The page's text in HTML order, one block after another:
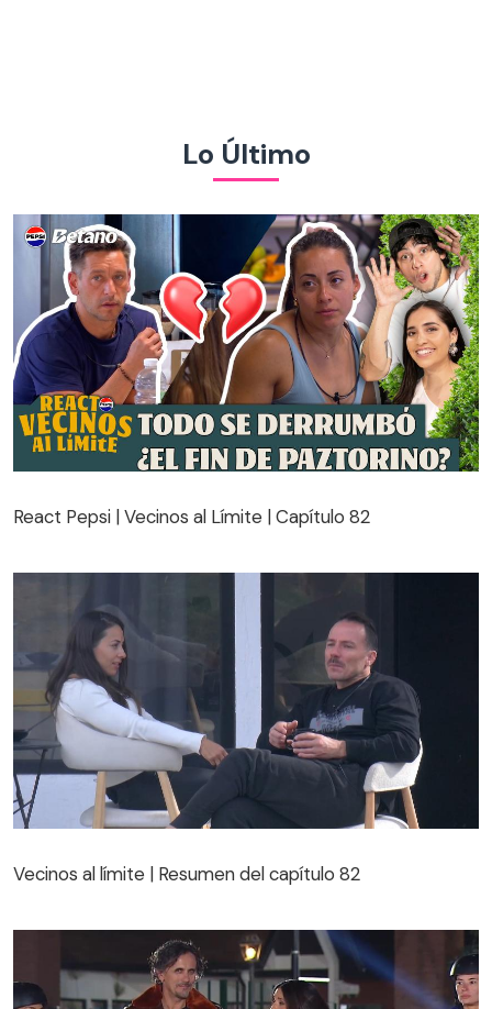
Lo Último
React Pepsi | Vecinos al Límite | Capítulo 82
Vecinos al límite | Resumen del capítulo 82